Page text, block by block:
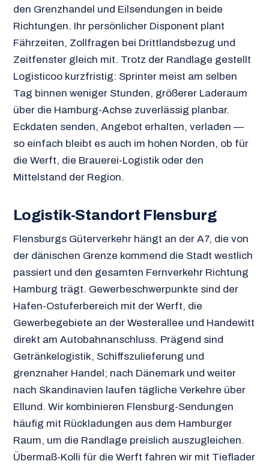
den Grenzhandel und Eilsendungen in beide
Richtungen. Ihr persönlicher Disponent plant
Fährzeiten, Zollfragen bei Drittlandsbezug und
Zeitfenster gleich mit. Trotz der Randlage gestellt
Logisticoo kurzfristig: Sprinter meist am selben
Tag binnen weniger Stunden, größerer Laderaum
über die Hamburg-Achse zuverlässig planbar.
Eckdaten senden, Angebot erhalten, verladen —
so einfach bleibt es auch im hohen Norden, ob für
die Werft, die Brauerei-Logistik oder den
Mittelstand der Region.
Logistik-Standort Flensburg
Flensburgs Güterverkehr hängt an der A7, die von
der dänischen Grenze kommend die Stadt westlich
passiert und den gesamten Fernverkehr Richtung
Hamburg trägt. Gewerbeschwerpunkte sind der
Hafen-Ostuferbereich mit der Werft, die
Gewerbegebiete an der Westerallee und Handewitt
direkt am Autobahnanschluss. Prägend sind
Getränkelogistik, Schiffszulieferung und
grenznaher Handel; nach Dänemark und weiter
nach Skandinavien laufen tägliche Verkehre über
Ellund. Wir kombinieren Flensburg-Sendungen
häufig mit Rückladungen aus dem Hamburger
Raum, um die Randlage preislich auszugleichen.
Übermaß-Kolli für die Werft fahren wir mit Tieflader